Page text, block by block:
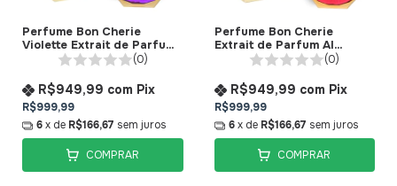
Perfume Bon Cherie
Violette Extrait de Parfum
Al Haramain
(0)
R$999,99
R$949,99 com Pix
6x de R$166,67 sem juros
COMPRAR
Perfume Bon Cherie
Extrait de Parfum Al
Haramain
(0)
R$999,99
R$949,99 com Pix
6 x de R$166,67 sem juros
COMPRAR